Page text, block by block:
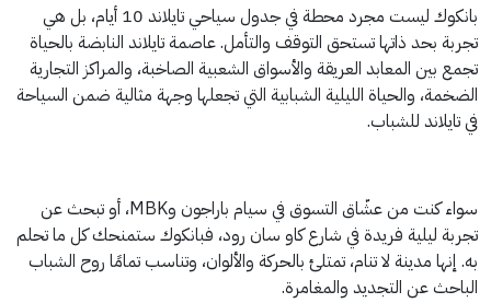
بانكوك ليست مجرد محطة في جدول سياحي تايلاند 10 أيام، بل هي
تجربة بحد ذاتها تستحق التوقف والتأمل. عاصمة تايلاند النابضة بالحياة
تجمع بين المعابد العريقة والأسواق الشعبية الصاخبة، والمراكز التجارية
الضخمة، والحياة الليلية الشبابية التي تجعلها وجهة مثالية ضمن السياحة
في تايلاند للشباب.
سواء كنت من عشّاق التسوق في سيام باراجون وMBK، أو تبحث عن
تجربة ليلية فريدة في شارع كاو سان رود، فبانكوك ستمنحك كل ما تحلم
به. إنها مدينة لا تنام، تمتلئ بالحركة والألوان، وتناسب تمامًا روح الشباب
الباحث عن التجديد والمغامرة.